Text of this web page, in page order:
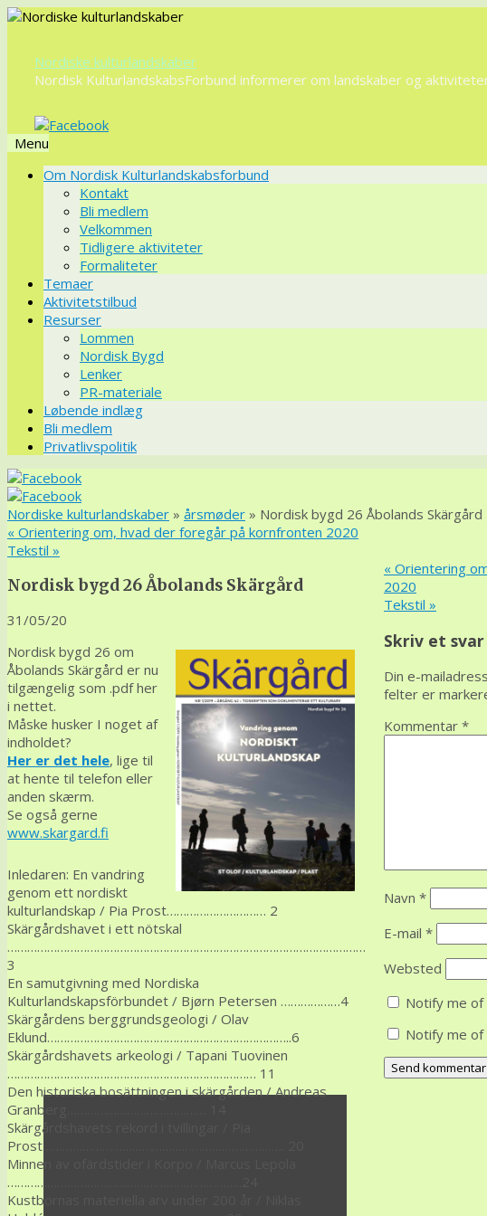
Nordiske kulturlandskaber
Nordisk KulturlandskabsForbund informerer om landskaber og
Menu
VidereOm Nordisk Kulturlandskabsforbund
Kontakt
Bli medlem
Velkommen
Tidligere aktiviteter
Formaliteter
Temaer
Aktivitetstilbud
Resurser
Lommen
Nordisk Bygd
Lenker
PR-materiale
Løbende indlæg
Bli medlem
Privatlivspolitik
Nordiske kulturlandskaber » årsmøder » Nordisk bygd 26 Åbolands Skärgård
« Orientering om, hvad der foregår på kornfronten 2020
Tekstil »
Nordisk bygd 26 Åbolands Skärgård
31/05/20
Nordisk bygd 26 om
Åbolands Skärgård er nu
tilgængelig som .pdf her
i nettet.
Måske husker I noget af
indholdet?
Her er det hele, lige til
at hente til telefon eller
anden skærm.
Se også gerne
www.skargard.fi
Inledaren: En vandring
genom ett nordiskt
kulturlandskap / Pia Prost………………………… 2
Skärgårdshavet i ett nötskal
………………………………………………………………………………………………
3
En samutgivning med Nordiska
Kulturlandskapsförbundet / Bjørn Petersen ………………4
Skärgårdens berggrundsgeologi / Olav
Eklund………………………………………………………………..6
Skärgårdshavets arkeologi / Tapani Tuovinen
………………………………………………………………… 11
Den historiska bosättningen i skärgården / Andreas
Granberg…………………………………… 14
Skärgårdshavets rekord i tvillingar / Pia
Prost………………………………………………………………. 20
Minnen av ofärdstider i Korpo / Marcus Lepola
……………………………………………………………..24
Kustbornas materiella arv under 200 år / Niklas
« Orientering
2020
Tekstil »
Skriv et svar
Din e-
felter er
Kommentar *
Navn *
E-mail *
Websted
Notify me of
Notify me of